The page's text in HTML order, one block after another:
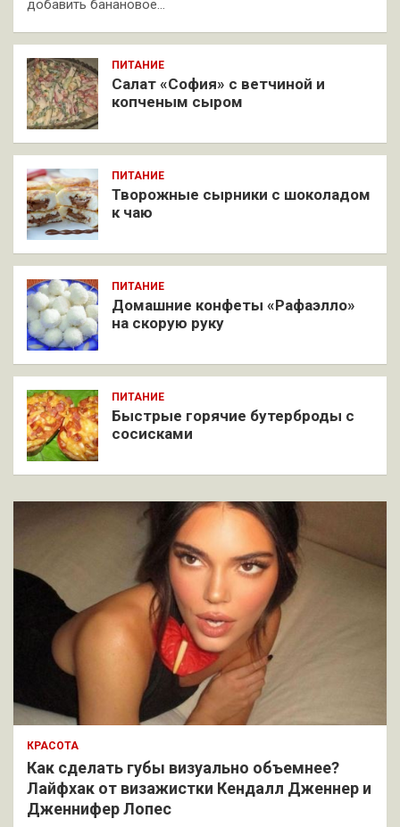
добавить банановое…
ПИТАНИЕ
Салат «София» с ветчиной и
копченым сыром
ПИТАНИЕ
Творожные сырники с шоколадом
к чаю
ПИТАНИЕ
Домашние конфеты «Рафаэлло»
на скорую руку
ПИТАНИЕ
Быстрые горячие бутерброды с
сосисками
КРАСОТА
Как сделать губы визуально объемнее?
Лайфхак от визажистки Кендалл Дженнер и
Дженнифер Лопес